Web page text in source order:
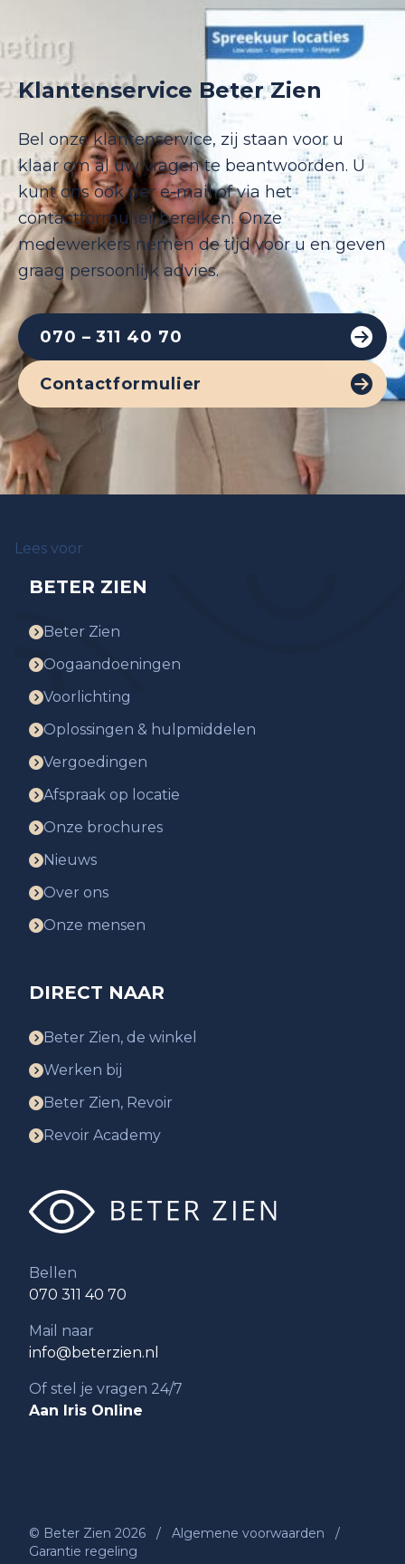
Klantenservice Beter Zien
Bel onze klantenservice, zij staan voor u
klaar om al uw vragen te beantwoorden. U
kunt ons ook per e-mail of via het
contactformulier bereiken. Onze
medewerkers nemen de tijd voor u en geven
graag persoonlijk advies.
070 – 311 40 70
Contactformulier
Lees voor
BETER ZIEN
Beter Zien
Oogaandoeningen
Voorlichting
Oplossingen & hulpmiddelen
Vergoedingen
Afspraak op locatie
Onze brochures
Nieuws
Over ons
Onze mensen
DIRECT NAAR
Beter Zien, de winkel
Werken bij
Beter Zien, Revoir
Revoir Academy
Bellen
070 311 40 70
Mail naar
info@beterzien.nl
Of stel je vragen 24/7
Aan Iris Online
© Beter Zien 2026 / Algemene voorwaarden
/
Garantie regeling